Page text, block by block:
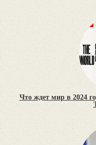
Что ждет мир в 2024